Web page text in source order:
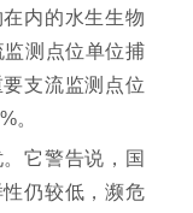
内的水生生物
测点位单位捕
支流监测点位
。
它警告说，国
仍较低，濒危